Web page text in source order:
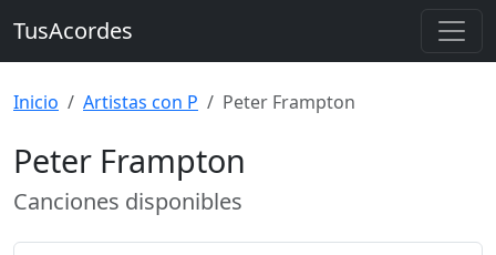
TusAcordes
Inicio Artistas con P Peter Frampton
Peter Frampton
Canciones disponibles